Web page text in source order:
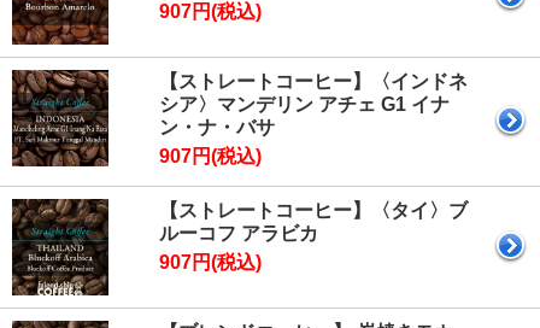
907円(税込)
【ストレートコーヒー】〈インドネ
シア〉マンデリン アチェ G1 イナ
ン・ナ・バサ
907円(税込)
【ストレートコーヒー】〈タイ〉ブ
ルーコフ アラビカ
907円(税込)